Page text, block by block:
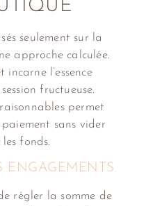
seulement sur la
approche calculée.
l’essence
fructueuse.
permet
sans vider
fonds.
ENGAGEMENTS
régler la somme de